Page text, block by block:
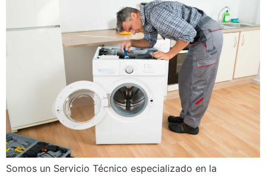
Somos un Servicio Técnico especializado en la